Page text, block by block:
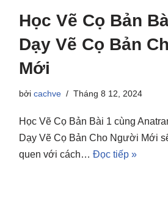
Học Vẽ Cọ Bản
Dạy Vẽ Cọ Bản
Mới
bởi cachve Tháng 8 12, 2024
Học Vẽ Cọ Bản Bài 1 cùng
Dạy Vẽ Cọ Bản Cho Người Mới
quen với cách… Đọc tiếp »